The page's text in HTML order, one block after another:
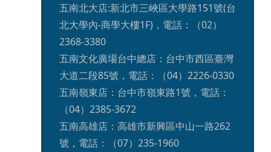
五南北大店:新北市三峽區大學路151號(台
北大學內-商學大樓1F)，電話：（02）
2368-3380
五南文化廣場台中總店：台中市西區臺灣
大道二段85號，電話：（04）2226-0330
五南嶺東店：台中市嶺東路1號，電話：
（04）2385-3672
五南高雄店：高雄市新興區中山一路262
號，電話：（07）235-1960